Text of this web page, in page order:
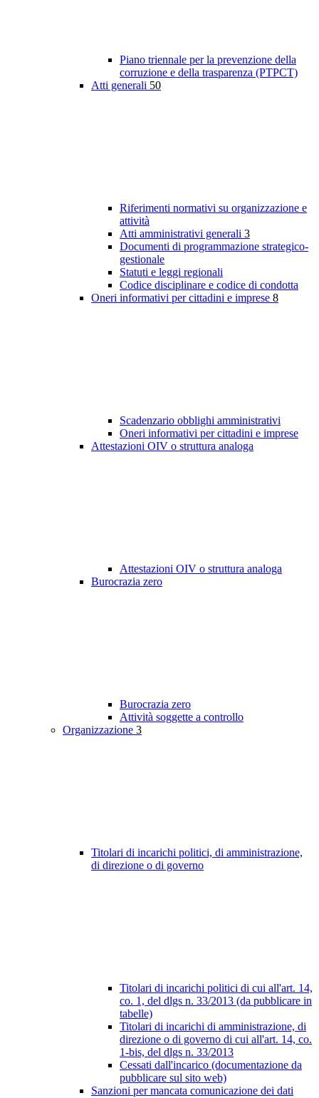
Piano triennale per la prevenzione della
corruzione e della trasparenza (PTPCT)
Atti generali 50
Riferimenti normativi su organizzazione e
attività
Atti amministrativi generali 3
Documenti di programmazione strategico-
gestionale
Statuti e leggi regionali
Codice disciplinare e codice di condotta
Oneri informativi per cittadini e imprese 8
Scadenzario obblighi amministrativi
Oneri informativi per cittadini e imprese
Attestazioni OIV o struttura analoga
Attestazioni OIV o struttura analoga
Burocrazia zero
Burocrazia zero
Attività soggette a controllo
Organizzazione 3
Titolari di incarichi politici, di amministrazione,
di direzione o di governo
Titolari di incarichi politici di cui all'art. 14,
co. 1, del dlgs n. 33/2013 (da pubblicare in
tabelle)
Titolari di incarichi di amministrazione, di
direzione o di governo di cui all'art. 14, co.
1-bis, del dlgs n. 33/2013
Cessati dall'incarico (documentazione da
pubblicare sul sito web)
Sanzioni per mancata comunicazione dei dati